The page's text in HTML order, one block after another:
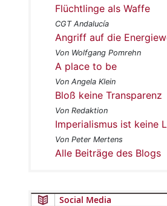
Flüchtlinge als Waffe
CGT Andalucía
Angriff auf die
Von Wolfgang Pomrehn
A place to be
Von Angela Klein
Bloß keine Transparenz
Von Redaktion
Imperialismus ist keine
Von Peter Mertens
Alle Beiträge des Blogs
Social Media